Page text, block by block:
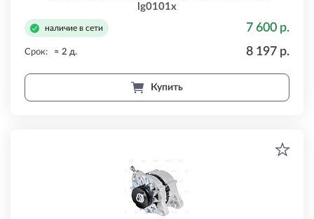
lg0101x
наличие в сети 7 600 р.
Срок: ≈ 2 д. 8 197 р.
Купить